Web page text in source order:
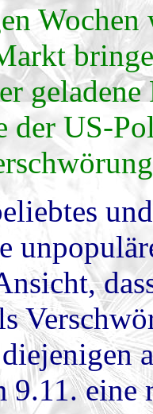
Wochen
der US-
9.11. eine